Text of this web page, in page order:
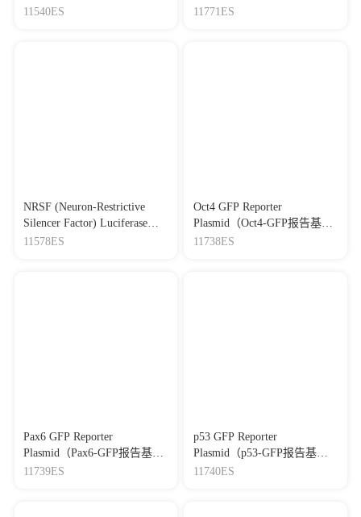
告基因质粒）
11540ES
Plasmid（NRSF-GFP报告基
11771ES
NRSF (Neuron-Restrictive
Silencer Factor) Luciferase
Reporter Plasmid（NRSF-Luc
11578ES
Oct4 GFP Reporter
Plasmid（Oct4-GFP报告基因
质粒）
11738ES
Pax6 GFP Reporter
Plasmid（Pax6-GFP报告基因
质粒）
11739ES
p53 GFP Reporter
Plasmid（p53-GFP报告基因
质粒）
11740ES